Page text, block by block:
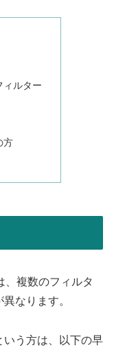
ィルター
方
、複数のフィルタ
なります。
いう方は、以下の早